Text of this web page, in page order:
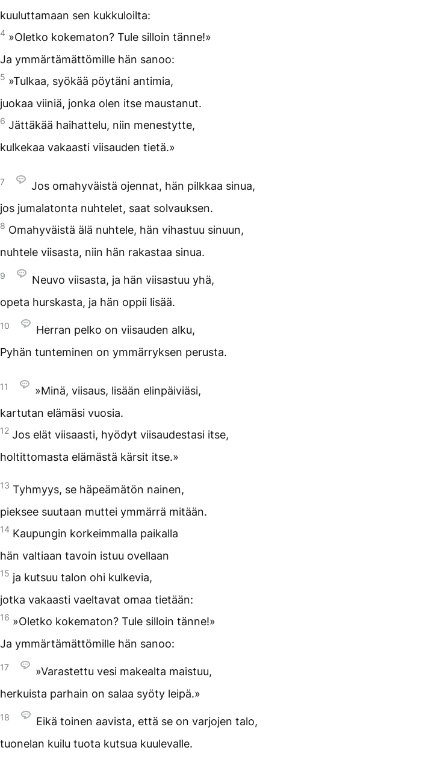
kuuluttamaan sen kukkuloilta:
4 »Oletko kokematon? Tule silloin tänne!»
Ja ymmärtämättömille hän sanoo:
5 »Tulkaa, syökää pöytäni antimia,
juokaa viiniä, jonka olen itse maustanut.
6 Jättäkää haihattelu, niin menestytte,
kulkekaa vakaasti viisauden tietä.»
7
Jos omahyväistä ojennat, hän pilkkaa sinua,
jos jumalatonta nuhtelet, saat solvauksen.
8 Omahyväistä älä nuhtele, hän vihastuu sinuun,
nuhtele viisasta, niin hän rakastaa sinua.
9
Neuvo viisasta, ja hän viisastuu yhä,
opeta hurskasta, ja hän oppii lisää.
10
Herran pelko on viisauden alku,
Pyhän tunteminen on ymmärryksen perusta.
11
»Minä, viisaus, lisään elinpäiviäsi,
kartutan elämäsi vuosia.
12 Jos elät viisaasti, hyödyt viisaudestasi itse,
holtittomasta elämästä kärsit itse.»
13 Tyhmyys, se häpeämätön nainen,
pieksee suutaan muttei ymmärrä mitään.
14 Kaupungin korkeimmalla paikalla
hän valtiaan tavoin istuu ovellaan
15 ja kutsuu talon ohi kulkevia,
jotka vakaasti vaeltavat omaa tietään:
16 »Oletko kokematon? Tule silloin tänne!»
Ja ymmärtämättömille hän sanoo:
17
»Varastettu vesi makealta maistuu,
herkuista parhain on salaa syöty leipä.»
18
Eikä toinen aavista, että se on varjojen talo,
tuonelan kuilu tuota kutsua kuulevalle.